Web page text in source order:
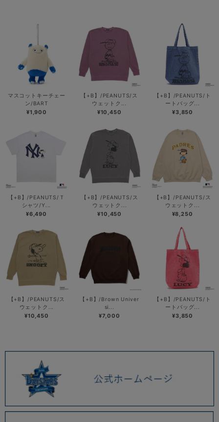
マスコットキーチェー
ン/BART
¥1,900
【+B】/PEANUTS/ス
ウェットク...
¥10,450
【+B】/PEANUTS/ト
ートバッグ...
¥3,850
【+B】/PEANUTS/Ｔ
シャツ/Y...
¥6,490
【+B】/PEANUTS/ス
ウェットク...
¥10,450
【+B】/PEANUTS/ス
ウェットク...
¥8,250
【+B】/PEANUTS/ス
ウェットク...
¥10,450
【+B】/Brown Univer
si...
¥7,000
【+B】/PEANUTS/ト
ートバッグ...
¥3,850